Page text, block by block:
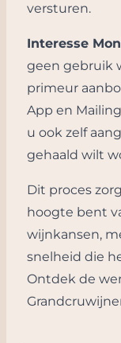
versturen.
Interesse
geen gebruik
primeur
App en
u ook zelf
gehaald wilt
Dit proces
hoogte bent
wijnkansen,
snelheid die
Ontdek de